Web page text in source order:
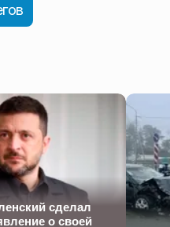
сделал
о своей